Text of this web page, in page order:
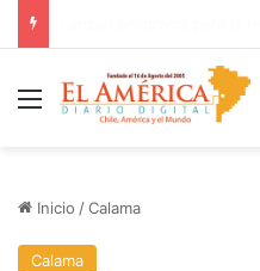
Menú
Inicio /Calama
Calama